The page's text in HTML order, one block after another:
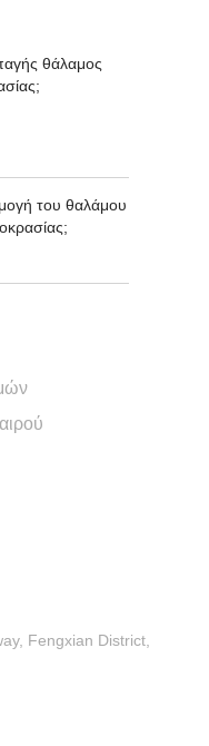
θάλαμος
του θαλάμου
Fengxian District,